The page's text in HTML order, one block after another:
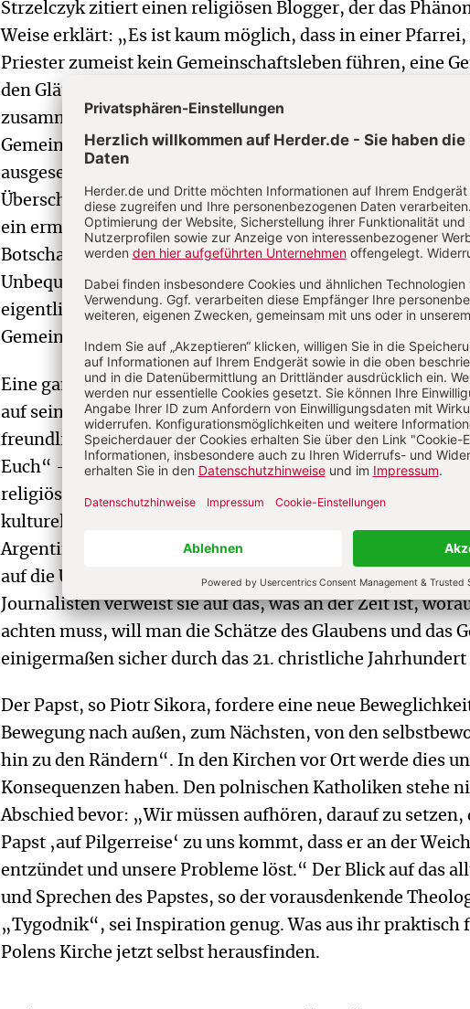
Strzelczyk zitiert einen religiösen Blogger, der das
Weise erklärt: „Es ist kaum möglich, dass in einer Pfarrei,
Priester zumeist kein Gemeinschaftsleben führen, eine
den Gläubigen aufgebaut werden kann. Die Ordensleute
zusammen, finden gemeinsame Formen der Rekreation.
Gemeindepriester sind alleine, sind mit der Zeit der
ausgesetzt.“ Die Migrationenen der Pfarreimitglieder, die
Überschrift „Die untreuen Gläubigen“ erhalten, sind bei
ein ermutigendes Zeichen. Junge, intelligente Leute
Botschaft des Evangeliums, für die Liturgie begeistern,
Unbequemlichkeiten in Kauf. Doch sie wollen auch etwas
eigentlich das Selbstverständliche: persönliche
Gemeinschaft, glaubwürdige Verkündiger. Nur eine
Eine ganz und gar globale Zeitansage stellte der
auf seine Titelseite vom 23. Juni 2013. Papst Franziskus
freundlich, leicht verschmitzt und verbindlich zugleich.
Euch“ - so deutet die Schlagzeile das Foto. Die Redaktion,
religiösen Schwerpunkt mit engagierten Artikeln zu
kulturellen Fragen verknüpft, fasste die ersten hundert
Argentinien stammenden neuen Bischofs von Rom
auf die Uhr erscheint ihr als vielsagende Geste. Für die
Journalisten verweist sie auf das, was an der Zeit ist,
achten muss, will man die Schätze des Glaubens und das
einigermaßen sicher durch das 21. christliche
Der Papst, so Piotr Sikora, fordere eine neue
Bewegung nach außen, zum Nächsten, von den
hin zu den Rändern“. In den Kirchen vor Ort werde dies
Konsequenzen haben. Den polnischen Katholiken stehe
Abschied bevor: „Wir müssen aufhören, darauf zu setzen,
Papst ‚auf Pilgerreise‘ zu uns kommt, dass er an der
entzündet und unsere Probleme löst.“ Der Blick auf das
und Sprechen des Papstes, so der vorausdenkende
„Tygodnik“, sei Inspiration genug. Was aus ihr praktisch
Polens Kirche jetzt selbst herausfinden.